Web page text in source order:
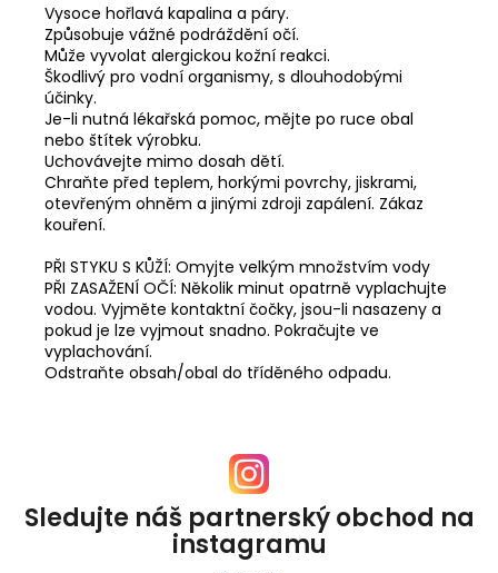
Vysoce hořlavá kapalina a páry.
Způsobuje vážné podráždění očí.
Může vyvolat alergickou kožní reakci.
Škodlivý pro vodní organismy, s dlouhodobými
účinky.
Je-li nutná lékařská pomoc, mějte po ruce obal
nebo štítek výrobku.
Uchovávejte mimo dosah dětí.
Chraňte před teplem, horkými povrchy, jiskrami,
otevřeným ohněm a jinými zdroji zapálení. Zákaz
kouření.
PŘI STYKU S KŮŽÍ: Omyjte velkým množstvím vody
PŘI ZASAŽENÍ OČÍ: Několik minut opatrně vyplachujte
vodou. Vyjměte kontaktní čočky, jsou-li nasazeny a
pokud je lze vyjmout snadno. Pokračujte ve
vyplachování.
Odstraňte obsah/obal do tříděného odpadu.
Sledujte náš partnerský obchod na
instagramu